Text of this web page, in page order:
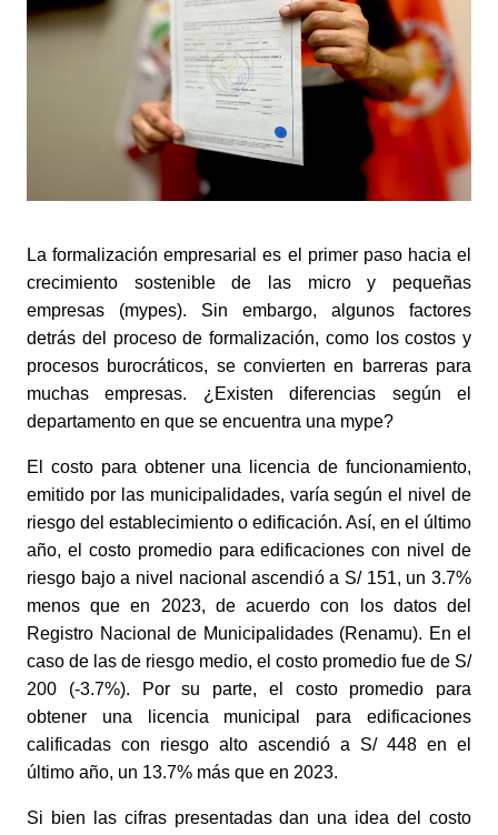
La formalización empresarial es el primer paso hacia el
crecimiento sostenible de las micro y pequeñas
empresas (mypes). Sin embargo, algunos factores
detrás del proceso de formalización, como los costos y
procesos burocráticos, se convierten en barreras para
muchas empresas. ¿Existen diferencias según el
departamento en que se encuentra una mype?
El costo para obtener una licencia de funcionamiento,
emitido por las municipalidades, varía según el nivel de
riesgo del establecimiento o edificación. Así, en el último
año, el costo promedio para edificaciones con nivel de
riesgo bajo a nivel nacional ascendió a S/ 151, un 3.7%
menos que en 2023, de acuerdo con los datos del
Registro Nacional de Municipalidades (Renamu). En el
caso de las de riesgo medio, el costo promedio fue de S/
200 (-3.7%). Por su parte, el costo promedio para
obtener una licencia municipal para edificaciones
calificadas con riesgo alto ascendió a S/ 448 en el
último año, un 13.7% más que en 2023.
Si bien las cifras presentadas dan una idea del costo